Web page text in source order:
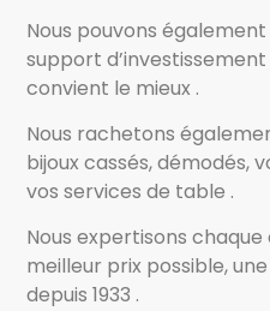
Nous pouvons
support
convient le mieux .
Nous rachetons
bijoux cassés, démodés,
vos services de table .
Nous expertisons
meilleur prix possible,
depuis 1933 .